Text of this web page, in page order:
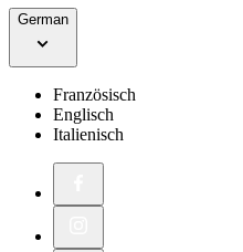
German
Französisch
Englisch
Italienisch